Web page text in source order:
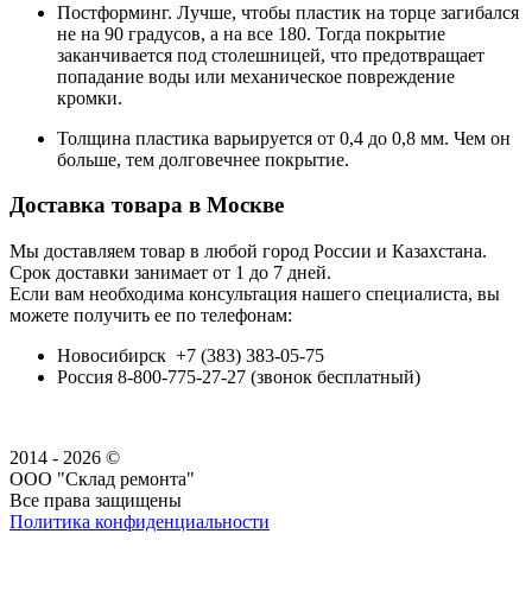
Постформинг. Лучше, чтобы пластик на торце загибался
не на 90 градусов, а на все 180. Тогда покрытие
заканчивается под столешницей, что предотвращает
попадание воды или механическое повреждение
кромки.
Толщина пластика варьируется от 0,4 до 0,8 мм. Чем он
больше, тем долговечнее покрытие.
Доставка товара в Москве
Мы доставляем товар в любой город России и Казахстана.
Срок доставки занимает от 1 до 7 дней.
Если вам необходима консультация нашего специалиста, вы
можете получить ее по телефонам:
Новосибирск +7 (383) 383-05-75
Россия 8-800-775-27-27 (звонок бесплатный)
2014 - 2026 ©
ООО "Склад ремонта"
Все права защищены
Политика конфиденциальности